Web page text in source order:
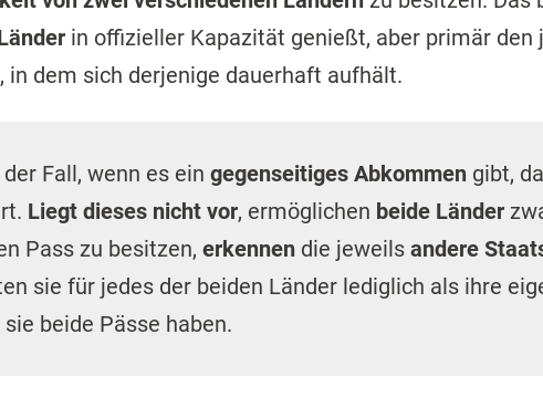
in offizieller Kapazität genießt, aber primär den
dem sich derjenige dauerhaft aufhält.
Fall, wenn es ein gegenseitiges Abkommen gibt,
Liegt dieses nicht vor, ermöglichen beide Länder
Pass zu besitzen, erkennen die jeweils andere
sie für jedes der beiden Länder lediglich als ihre
beide Pässe haben.